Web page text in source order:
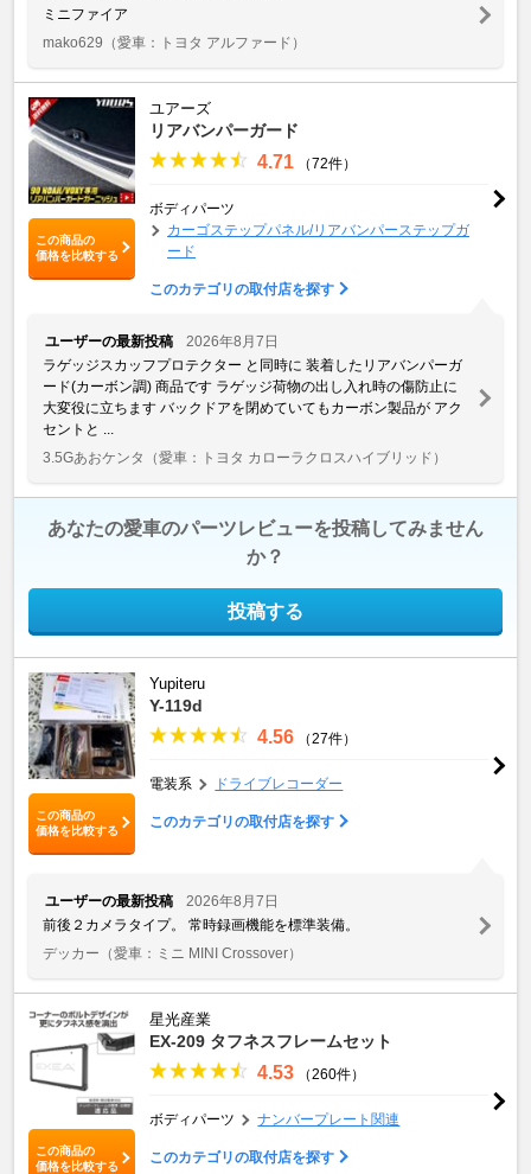
ミニファイア
mako629 （愛車：トヨタ アルファード）
この商品の
価格を比較する
ユアーズ
リアバンパーガード
4.71 （72件）
ボディパーツ
カーゴステップパネル/リアバンパーステップガ
ード
このカテゴリの取付店を探す
ユーザーの最新投稿
2026年8月7日
ラゲッジスカッフプロテクター と同時に 装着したリアバンパーガ
ード(カーボン調) 商品です ラゲッジ荷物の出し入れ時の傷防止に
大変役に立ちます バックドアを閉めていてもカーボン製品が アク
セントと ...
3.5Gあおケンタ
（愛車：トヨタ カローラクロスハイブリッド）
あなたの愛車のパーツレビューを投稿してみません
か？
投稿する
この商品の
価格を比較する
Yupiteru
Y-119d
4.56 （27件）
電装系 ドライブレコーダー
このカテゴリの取付店を探す
ユーザーの最新投稿
2026年8月7日
前後２カメラタイプ。 常時録画機能を標準装備。
デッカー （愛車：ミニ MINI Crossover）
この商品の
価格を比較する
星光産業
EX-209 タフネスフレームセット
4.53 （260件）
ボディパーツ ナンバープレート関連
このカテゴリの取付店を探す